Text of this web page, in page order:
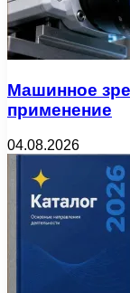
Машинное
применение
04.08.2026